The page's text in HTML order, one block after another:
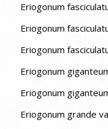
Eriogonum
Eriogonum
Eriogonum
Eriogonum
Eriogonum
Eriogonum grande